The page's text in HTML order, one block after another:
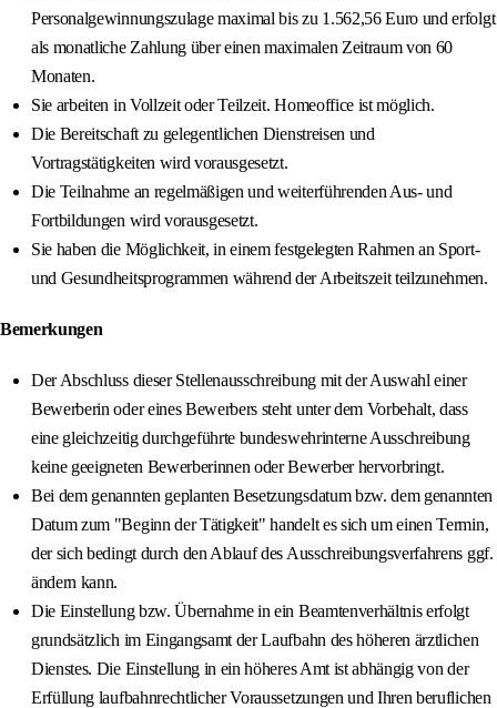
Personalgewinnungszulage maximal bis zu 1.562,56 Euro und erfolgt
als monatliche Zahlung über einen maximalen Zeitraum von 60
Monaten.
Sie arbeiten in Vollzeit oder Teilzeit. Homeoffice ist möglich.
Die Bereitschaft zu gelegentlichen Dienstreisen und
Vortragstätigkeiten wird vorausgesetzt.
Die Teilnahme an regelmäßigen und weiterführenden Aus- und
Fortbildungen wird vorausgesetzt.
Sie haben die Möglichkeit, in einem festgelegten Rahmen an Sport-
und Gesundheitsprogrammen während der Arbeitszeit teilzunehmen.
Bemerkungen
Der Abschluss dieser Stellenausschreibung mit der Auswahl einer
Bewerberin oder eines Bewerbers steht unter dem Vorbehalt, dass
eine gleichzeitig durchgeführte bundeswehrinterne Ausschreibung
keine geeigneten Bewerberinnen oder Bewerber hervorbringt.
Bei dem genannten geplanten Besetzungsdatum bzw. dem genannten
Datum zum "Beginn der Tätigkeit" handelt es sich um einen Termin,
der sich bedingt durch den Ablauf des Ausschreibungsverfahrens ggf.
ändern kann.
Die Einstellung bzw. Übernahme in ein Beamtenverhältnis erfolgt
grundsätzlich im Eingangsamt der Laufbahn des höheren ärztlichen
Dienstes. Die Einstellung in ein höheres Amt ist abhängig von der
Erfüllung laufbahnrechtlicher Voraussetzungen und Ihren beruflichen